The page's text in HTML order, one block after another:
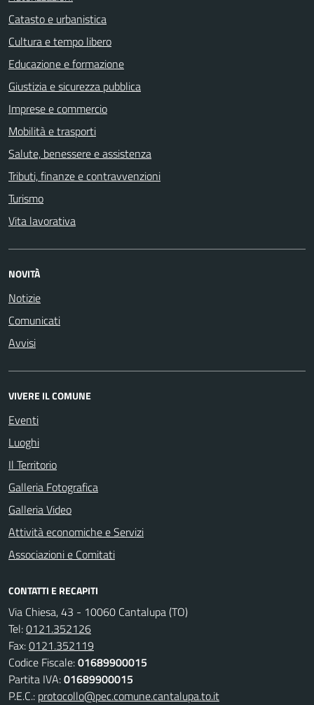
Catasto e urbanistica
Cultura e tempo libero
Educazione e formazione
Giustizia e sicurezza pubblica
Imprese e commercio
Mobilità e trasporti
Salute, benessere e assistenza
Tributi, finanze e contravvenzioni
Turismo
Vita lavorativa
NOVITÀ
Notizie
Comunicati
Avvisi
VIVERE IL COMUNE
Eventi
Luoghi
Il Territorio
Galleria Fotografica
Galleria Video
Attività economiche e Servizi
Associazioni e Comitati
CONTATTI E RECAPITI
Via Chiesa, 43 - 10060 Cantalupa (TO)
Tel:0121.352126
Fax:0121.352119
Codice Fiscale:01689900015
Partita IVA:01689900015
P.E.C.: protocollo@pec.comune.cantalupa.to.it